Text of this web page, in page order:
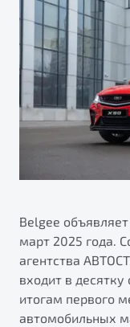
Яркий кроссовер
от 2 219 990 ₽*
Обзор В
S50
Автокредит
Трейд-ин
Страхование
Расчет КАСКО
Калькулятор ТО
Приятные мелочи
ПОДДЕРЖКА
Гарантия Belgee
Belgee Плюс
Реферальная
Помощь на дорогах
О дилерском центре
Правовая
Belgee
март 2025 года.
агентства
входит в
итогам первого
автомобильных